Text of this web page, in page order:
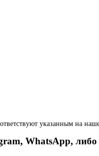
указанным на
WhatsApp,